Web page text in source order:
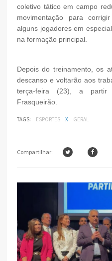
coletivo tático em campo
movimentação para
alguns jogadores em
na formação principal.
Depois do treinamento, os
descanso e voltarão aos
terça-feira (23), a
Frasqueirão.
TAGS: ESPORTES X GERAL
Compartilhar: